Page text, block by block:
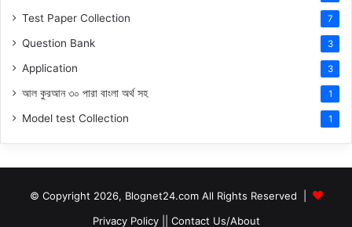
Test Paper Collection 7
Question Bank 3
Application 3
আল কুরআন ৩০ পারা বাংলা অর্থ সহ 1
Model test Collection 1
© Copyright 2026, Blognet24.com All Rights Reserved |
Privacy Policy|| Contact Us/About